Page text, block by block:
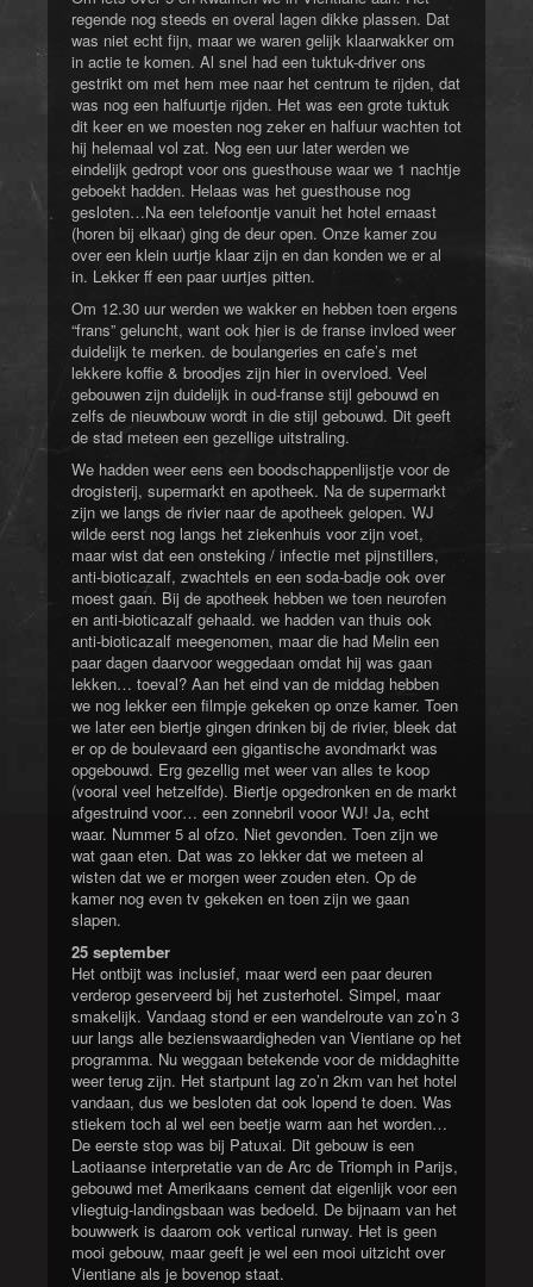
regende nog steeds en overal lagen dikke plassen. Dat
was niet echt fijn, maar we waren gelijk klaarwakker om
in actie te komen. Al snel had een tuktuk-driver ons
gestrikt om met hem mee naar het centrum te rijden, dat
was nog een halfuurtje rijden. Het was een grote tuktuk
dit keer en we moesten nog zeker en halfuur wachten tot
hij helemaal vol zat. Nog een uur later werden we
eindelijk gedropt voor ons guesthouse waar we 1 nachtje
geboekt hadden. Helaas was het guesthouse nog
gesloten…Na een telefoontje vanuit het hotel ernaast
(horen bij elkaar) ging de deur open. Onze kamer zou
over een klein uurtje klaar zijn en dan konden we er al
in. Lekker ff een paar uurtjes pitten.
Om 12.30 uur werden we wakker en hebben toen ergens
“frans” geluncht, want ook hier is de franse invloed weer
duidelijk te merken. de boulangeries en cafe’s met
lekkere koffie & broodjes zijn hier in overvloed. Veel
gebouwen zijn duidelijk in oud-franse stijl gebouwd en
zelfs de nieuwbouw wordt in die stijl gebouwd. Dit geeft
de stad meteen een gezellige uitstraling.
We hadden weer eens een boodschappenlijstje voor de
drogisterij, supermarkt en apotheek. Na de supermarkt
zijn we langs de rivier naar de apotheek gelopen. WJ
wilde eerst nog langs het ziekenhuis voor zijn voet,
maar wist dat een onsteking / infectie met pijnstillers,
anti-bioticazalf, zwachtels en een soda-badje ook over
moest gaan. Bij de apotheek hebben we toen neurofen
en anti-bioticazalf gehaald. we hadden van thuis ook
anti-bioticazalf meegenomen, maar die had Melin een
paar dagen daarvoor weggedaan omdat hij was gaan
lekken… toeval? Aan het eind van de middag hebben
we nog lekker een filmpje gekeken op onze kamer. Toen
we later een biertje gingen drinken bij de rivier, bleek dat
er op de boulevaard een gigantische avondmarkt was
opgebouwd. Erg gezellig met weer van alles te koop
(vooral veel hetzelfde). Biertje opgedronken en de markt
afgestruind voor… een zonnebril vooor WJ! Ja, echt
waar. Nummer 5 al ofzo. Niet gevonden. Toen zijn we
wat gaan eten. Dat was zo lekker dat we meteen al
wisten dat we er morgen weer zouden eten. Op de
kamer nog even tv gekeken en toen zijn we gaan
slapen.
25 september
Het ontbijt was inclusief, maar werd een paar deuren
verderop geserveerd bij het zusterhotel. Simpel, maar
smakelijk. Vandaag stond er een wandelroute van zo’n 3
uur langs alle bezienswaardigheden van Vientiane op het
programma. Nu weggaan betekende voor de middaghitte
weer terug zijn. Het startpunt lag zo’n 2km van het hotel
vandaan, dus we besloten dat ook lopend te doen. Was
stiekem toch al wel een beetje warm aan het worden…
De eerste stop was bij Patuxai. Dit gebouw is een
Laotiaanse interpretatie van de Arc de Triomph in Parijs,
gebouwd met Amerikaans cement dat eigenlijk voor een
vliegtuig-landingsbaan was bedoeld. De bijnaam van het
bouwwerk is daarom ook vertical runway. Het is geen
mooi gebouw, maar geeft je wel een mooi uitzicht over
Vientiane als je bovenop staat.